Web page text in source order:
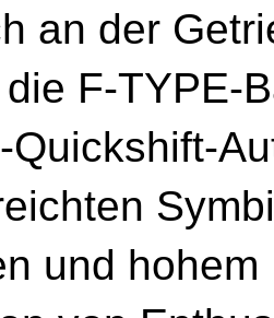
an der
F-TYPE-
Quickshift-
und